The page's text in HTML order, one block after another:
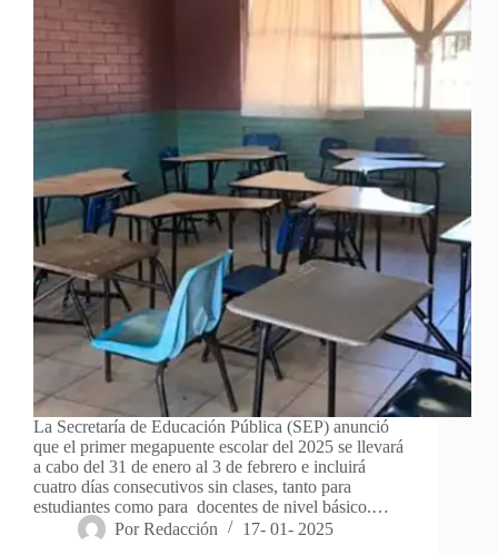
La Secretaría de Educación Pública (SEP) anunció
que el primer megapuente escolar del 2025 se llevará
a cabo del 31 de enero al 3 de febrero e incluirá
cuatro días consecutivos sin clases, tanto para
estudiantes como para docentes de nivel básico.…
Por Redacción 17- 01- 2025